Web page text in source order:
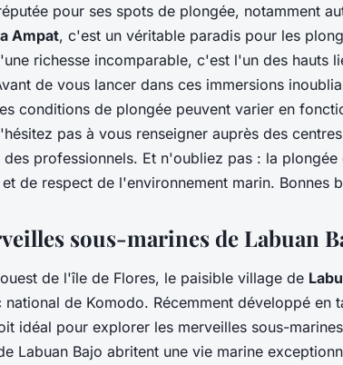
pour ses spots de plongée, notamment
Ampat, c'est un véritable paradis pour les
richesse incomparable, c'est l'un des hauts
de vous lancer dans ces immersions
conditions de plongée peuvent varier en
pas à vous renseigner auprès des
des professionnels. Et n'oubliez pas : la
de respect de l'environnement marin. Bonnes
sous-marines de Labuan
de l'île de Flores, le paisible village de
national de Komodo. Récemment développé en
idéal pour explorer les merveilles sous-
Labuan Bajo abritent une vie marine